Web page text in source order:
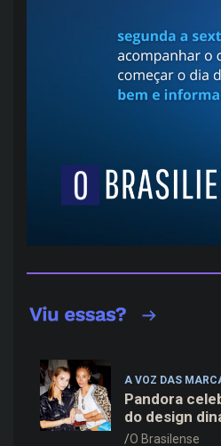
A VOZ DAS
Pandora
do design
exclusivo no
O Brasilense